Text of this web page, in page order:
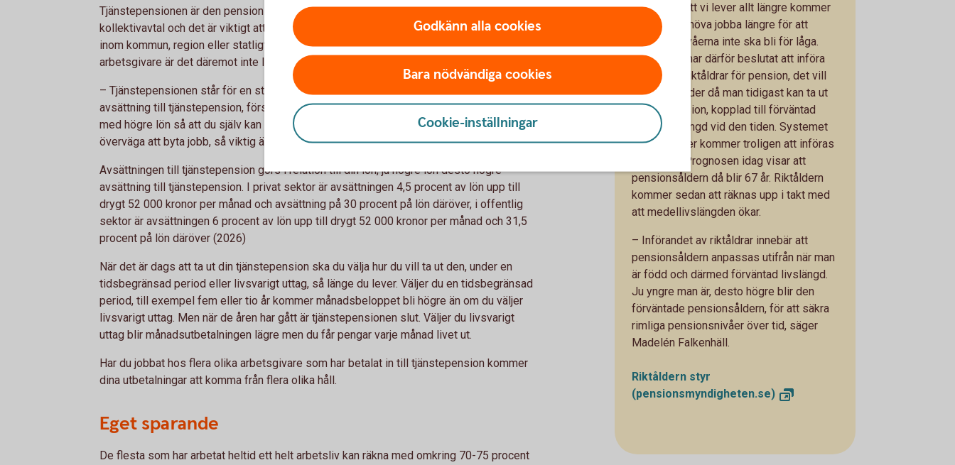
Tjänstepensionen är den pension de flesta får från sin arbetsgivare. Det styrs av
kollektivavtal och det är viktigt att kolla vad som gäller på din arbetsplats. Om du jobbar
inom kommun, region eller statligt så finns det alltid tjänstepension. Hos privata
arbetsgivare är det däremot inte lika självklart.
– Tjänstepensionen står för en stor del av din framtida pension. Gör din arbetsgivare inte
avsättning till tjänstepension, försök förhandla så att de tänker om eller kompenserar
med högre lön så att du själv kan spara. Vill arbetsgivaren ändå inte erbjuda det bör du
överväga att byta jobb, så viktig är tjänstepensionen, säger Madelén Falkenhäll.
Avsättningen till tjänstepension görs i relation till din lön, ju högre lön desto högre
avsättning till tjänstepension. I privat sektor är avsättningen 4,5 procent av lön upp till
drygt 52 000 kronor per månad och avsättning på 30 procent på lön däröver, i offentlig
sektor är avsättningen 6 procent av lön upp till drygt 52 000 kronor per månad och 31,5
procent på lön däröver (2026)
När det är dags att ta ut din tjänstepension ska du välja hur du vill ta ut den, under en
tidsbegränsad period eller livsvarigt uttag, så länge du lever. Väljer du en tidsbegränsad
period, till exempel fem eller tio år kommer månadsbeloppet bli högre än om du väljer
livsvarigt uttag. Men när de åren har gått är tjänstepensionen slut. Väljer du livsvarigt
uttag blir månadsutbetalningen lägre men du får pengar varje månad livet ut.
Har du jobbat hos flera olika arbetsgivare som har betalat in till tjänstepension kommer
dina utbetalningar att komma från flera olika håll.
Eget sparande
De flesta som har arbetat heltid ett helt arbetsliv kan räkna med omkring 70-75 procent
I takt med att vi lever allt längre kommer
vi också behöva jobba längre för att
pensionsnivåerna inte ska bli för låga.
Riksdagen har därför beslutat att införa
så kallade riktåldrar för pension, det vill
säga den ålder då man tidigast kan ta ut
allmän pension, kopplad till förväntad
medellivslängd vid den tiden. Systemet
med riktålder kommer troligen att införas
från 2026. Prognosen idag visar att
pensionsåldern då blir 67 år. Riktåldern
kommer sedan att räknas upp i takt med
att medellivslängden ökar.
– Införandet av riktåldrar innebär att
pensionsåldern anpassas utifrån när man
är född och därmed förväntad livslängd.
Ju yngre man är, desto högre blir den
förväntade pensionsåldern, för att säkra
rimliga pensionsnivåer över tid, säger
Madelén Falkenhäll.
Riktåldern styr
(pensionsmyndigheten.se)
Godkänn alla cookies
Bara nödvändiga cookies
Cookie-inställningar